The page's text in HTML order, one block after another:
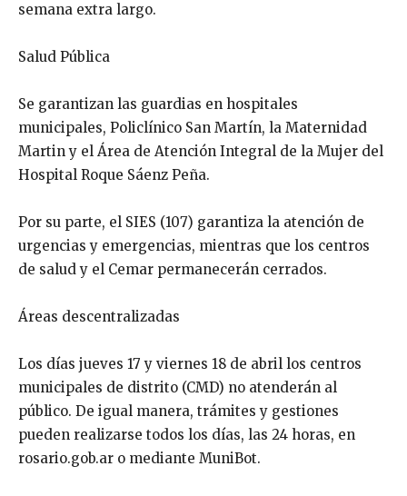
semana extra largo.
Salud Pública
Se garantizan las guardias en hospitales
municipales, Policlínico San Martín, la Maternidad
Martin y el Área de Atención Integral de la Mujer del
Hospital Roque Sáenz Peña.
Por su parte, el SIES (107) garantiza la atención de
urgencias y emergencias, mientras que los centros
de salud y el Cemar permanecerán cerrados.
Áreas descentralizadas
Los días jueves 17 y viernes 18 de abril los centros
municipales de distrito (CMD) no atenderán al
público. De igual manera, trámites y gestiones
pueden realizarse todos los días, las 24 horas, en
rosario.gob.ar o mediante MuniBot.